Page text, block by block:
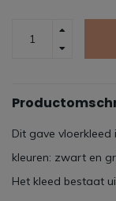
Dit gave
kleuren: zwart en
Het kleed bestaat